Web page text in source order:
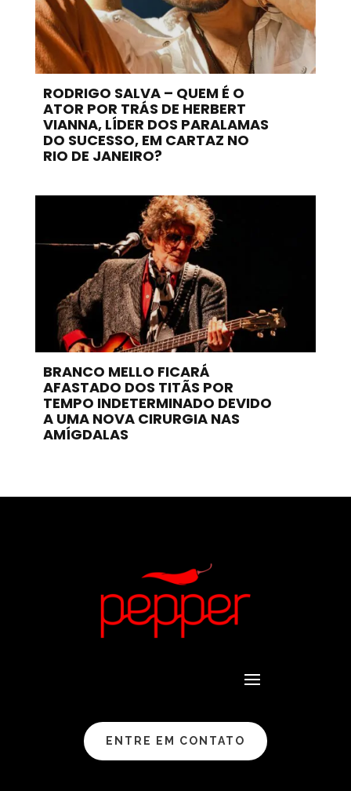
RODRIGO SALVA – QUEM É O
ATOR POR TRÁS DE HERBERT
VIANNA, LÍDER DOS PARALAMAS
DO SUCESSO, EM CARTAZ NO
RIO DE JANEIRO?
BRANCO MELLO FICARÁ
AFASTADO DOS TITÃS POR
TEMPO INDETERMINADO DEVIDO
A UMA NOVA CIRURGIA NAS
AMÍGDALAS
ENTRE EM CONTATO